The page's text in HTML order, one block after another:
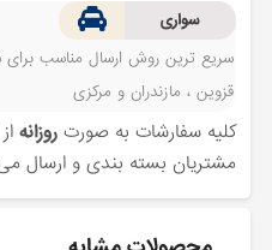
سواری
سریع ترین روش ارسال مناسب برای
قزوین ، مازندران و مرکزی
کلیه سفارشات به صورتروزانه
مشتریان بسته بندی و ارسال